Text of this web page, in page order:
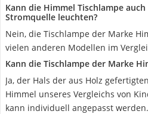
Kann die Himmel Tischlampe
Stromquelle leuchten?
Nein, die Tischlampe der Marke
vielen anderen Modellen im
Kann die Tischlampe der Marke
Ja, der Hals der aus Holz
Himmel unseres Vergleichs von
kann individuell angepasst werden.